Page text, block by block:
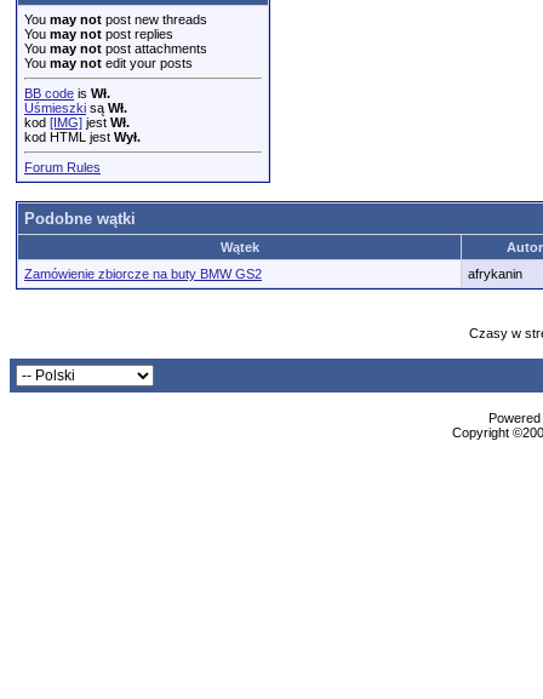
You may not post new threads
You may not post replies
You may not post attachments
You may not edit your posts
BB code is Wł.
Uśmieszki są Wł.
kod [IMG] jest Wł.
kod HTML jest Wył.
Forum Rules
Podobne wątki
Wątek
Zamówienie zbiorcze na buty BMW GS2
afrykanin
Czasy w
Copyright